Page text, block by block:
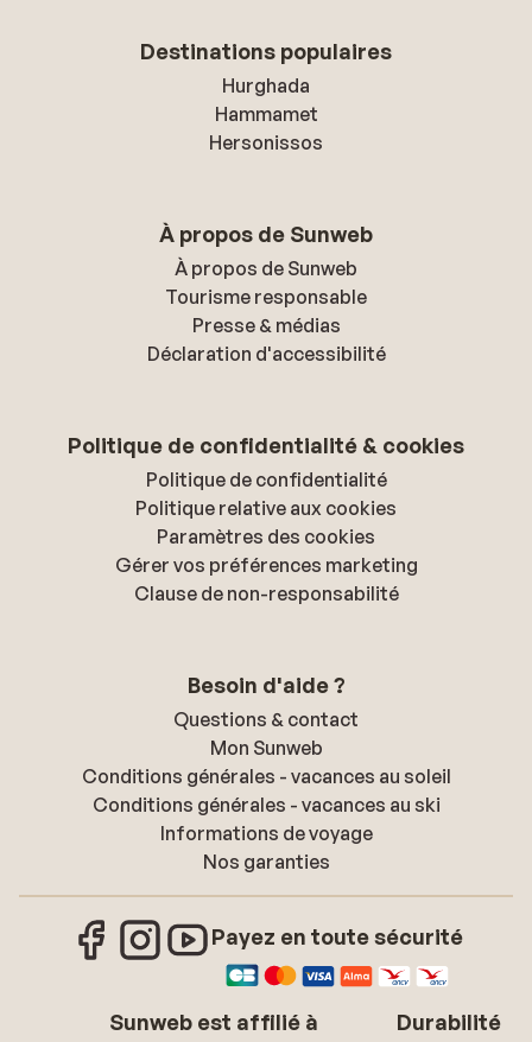
Destinations populaires
Hurghada
Hammamet
Hersonissos
À propos de Sunweb
À propos de Sunweb
Tourisme responsable
Presse & médias
Déclaration d'accessibilité
Politique de confidentialité & cookies
Politique de confidentialité
Politique relative aux cookies
Paramètres des cookies
Gérer vos préférences marketing
Clause de non-responsabilité
Besoin d'aide ?
Questions & contact
Mon Sunweb
Conditions générales - vacances au soleil
Conditions générales - vacances au ski
Informations de voyage
Nos garanties
Payez en toute sécurité
Sunweb est affilié à Durabilité